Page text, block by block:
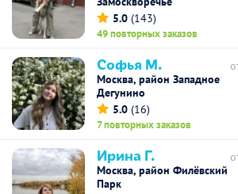
5.0 (143)
49 повторных заказов
Софья М.
Москва, район Западное
Дегунино
5.0 (16)
7 повторных заказов
Ирина Г.
Москва, район Филёвский
Парк